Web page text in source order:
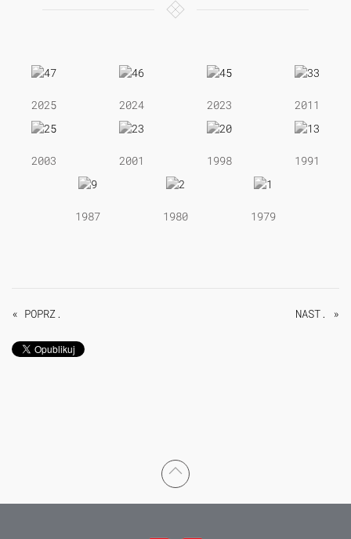
2025 2024 2023 2011
2003 2001 1998 1991
1987 1980 1979
« POPRZ. NAST. »